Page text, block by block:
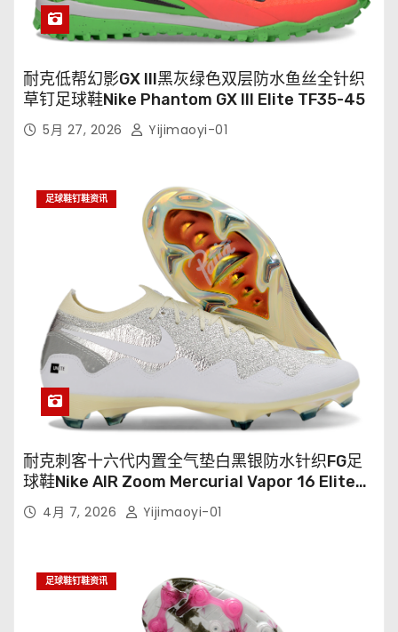
耐克低帮幻影GX III黑灰绿色双层防水鱼丝全针织
草钉足球鞋Nike Phantom GX III Elite TF35-45
5月 27, 2026 Yijimaoyi-01
足球鞋钉鞋资讯
耐克刺客十六代内置全气垫白黑银防水针织FG足
球鞋Nike AIR Zoom Mercurial Vapor 16 Elite
XXV FG35-45
4月 7, 2026 Yijimaoyi-01
足球鞋钉鞋资讯